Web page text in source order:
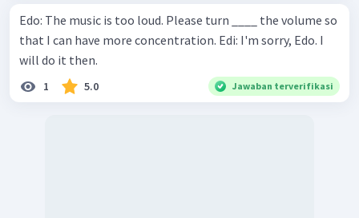
Edo: The music is too loud. Please turn ____ the volume so
that I can have more concentration. Edi: I'm sorry, Edo. I
will do it then.
1 5.0 Jawaban terverifikasi